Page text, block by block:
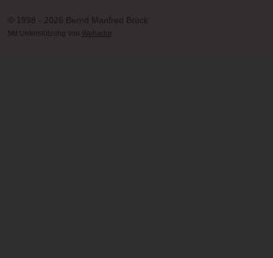
© 1998 - 2026 Bernd Manfred Brück
Mit Unterstützung von Webador